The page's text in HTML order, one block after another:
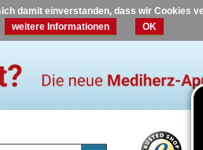
damit einverstanden, dass wir Cookies
weitere Informationen OK